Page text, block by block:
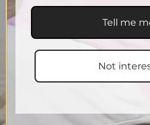
Tell me
Not